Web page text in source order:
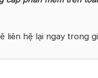
liên hệ lại ngay trong